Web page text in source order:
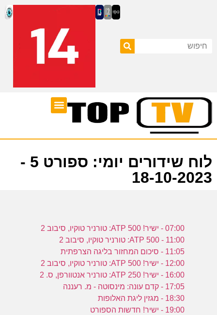
לוח שידורים יומי: ספורט 5 -
18-10-2023
07:00 - ישיר! ATP 500: טורניר טוקיו, סיבוב 2
11:00 - ATP 500: טורניר טוקיו, סיבוב 2
11:05 - סיכום המחזור בליגה הצרפתית
12:00 - ישיר! ATP 500: טורניר טוקיו, סיבוב 2
16:00 - ישיר! ATP 250: טורניר אנטוורפן, ס. 2
17:05 - קדם עונה: מינסוטה - מ. רעננה
18:30 - מגזין ליגת האלופות
19:00 - ישיר! חדשות הספורט